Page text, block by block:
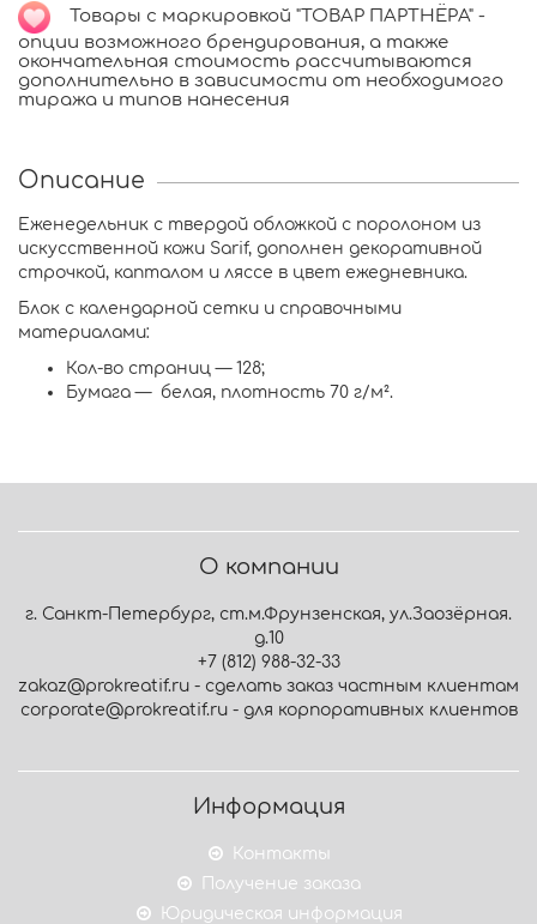
Товары с маркировкой "ТОВАР ПАРТНЁРА" -
опции возможного брендирования, а также
окончательная стоимость рассчитываются
дополнительно в зависимости от необходимого
тиража и типов нанесения
Описание
Еженедельник с твердой обложкой с поролоном из
искусственной кожи Sarif, дополнен декоративной
строчкой, капталом и ляссе в цвет ежедневника.
Блок c календарной сетки и справочными
материалами:
Кол-во страниц — 128;
Бумага — белая, плотность 70 г/м².
О компании
г. Санкт-Петербург, ст.м.Фрунзенская, ул.Заозёрная.
д.10
+7 (812) 988-32-33
zakaz@prokreatif.ru - сделать заказ частным клиентам
corporate@prokreatif.ru - для корпоративных клиентов
Информация
Контакты
Получение заказа
Юридическая информация